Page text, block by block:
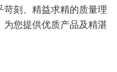
刻、精益求精的质量理
为您提供优质产品及精湛